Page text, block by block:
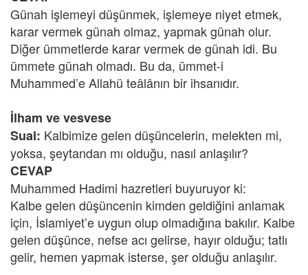
Günah işlemeyi düşünmek, işlemeye niyet etmek,
karar vermek günah olmaz, yapmak günah olur.
Diğer ümmetlerde karar vermek de günah idi. Bu
ümmete günah olmadı. Bu da, ümmet-i
Muhammed’e Allahü teâlânın bir ihsanıdır.
İlham ve vesvese
Sual: Kalbimize gelen düşüncelerin, melekten mi,
yoksa, şeytandan mı olduğu, nasıl anlaşılır?
CEVAP
Muhammed Hadimi hazretleri buyuruyor ki:
Kalbe gelen düşüncenin kimden geldiğini anlamak
için, İslamiyet’e uygun olup olmadığına bakılır. Kalbe
gelen düşünce, nefse acı gelirse, hayır olduğu; tatlı
gelir, hemen yapmak isterse, şer olduğu anlaşılır.